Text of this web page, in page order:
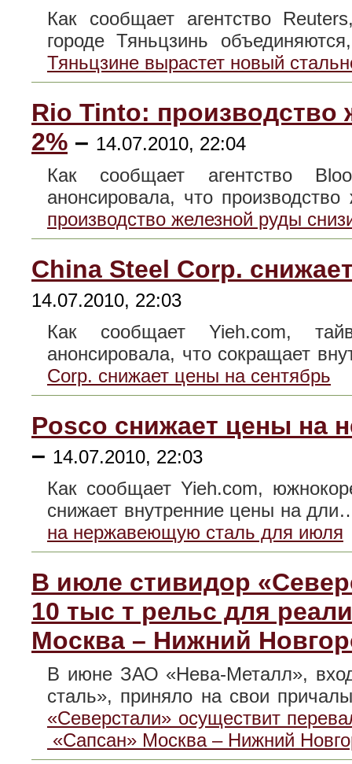
Как сообщает агентство
городе Тяньцзинь
Тяньцзине вырастет новый
Rio Tinto: производство
2% – 14.07.2010, 22:04
Как сообщает агентство
анонсировала, что
производство железной руды
China Steel Corp.
14.07.2010, 22:03
Как сообщает Yieh.com,
анонсировала, что сокращает
Corp. снижает цены на сентябрь
Posco снижает цены на
– 14.07.2010, 22:03
Как сообщает Yieh.com,
снижает внутренние цены на
на нержавеющую сталь для июля
В июле стивидор
10 тыс т рельс для
Москва – Нижний
В июне ЗАО «Нева-Металл»,
сталь», приняло на свои
«Северстали» осуществит
«Сапсан» Москва – Нижний